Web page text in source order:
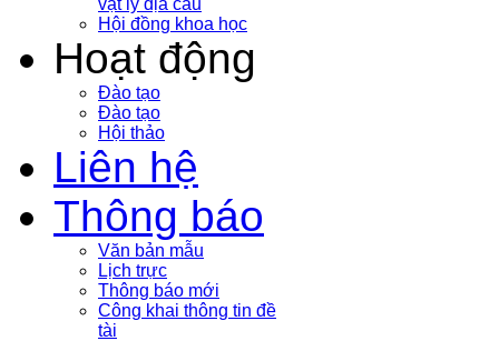
vật lý địa cầu
Hội đồng khoa học
Hoạt động
Đào tạo
Đào tạo
Hội thảo
Liên hệ
Thông báo
Văn bản mẫu
Lịch trực
Thông báo mới
Công khai thông tin đề
tài